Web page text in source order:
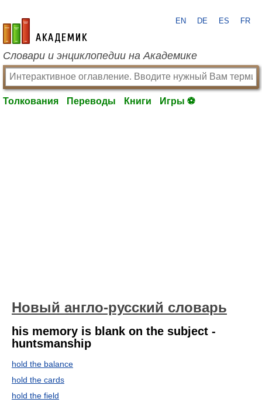
academic.ru
EN DE ES FR
Словари и энциклопедии на Академике
Толкования Переводы Книги Игры ⚽
Новый англо-русский словарь
his memory is blank on the subject -
huntsmanship
hold the balance
hold the cards
hold the field